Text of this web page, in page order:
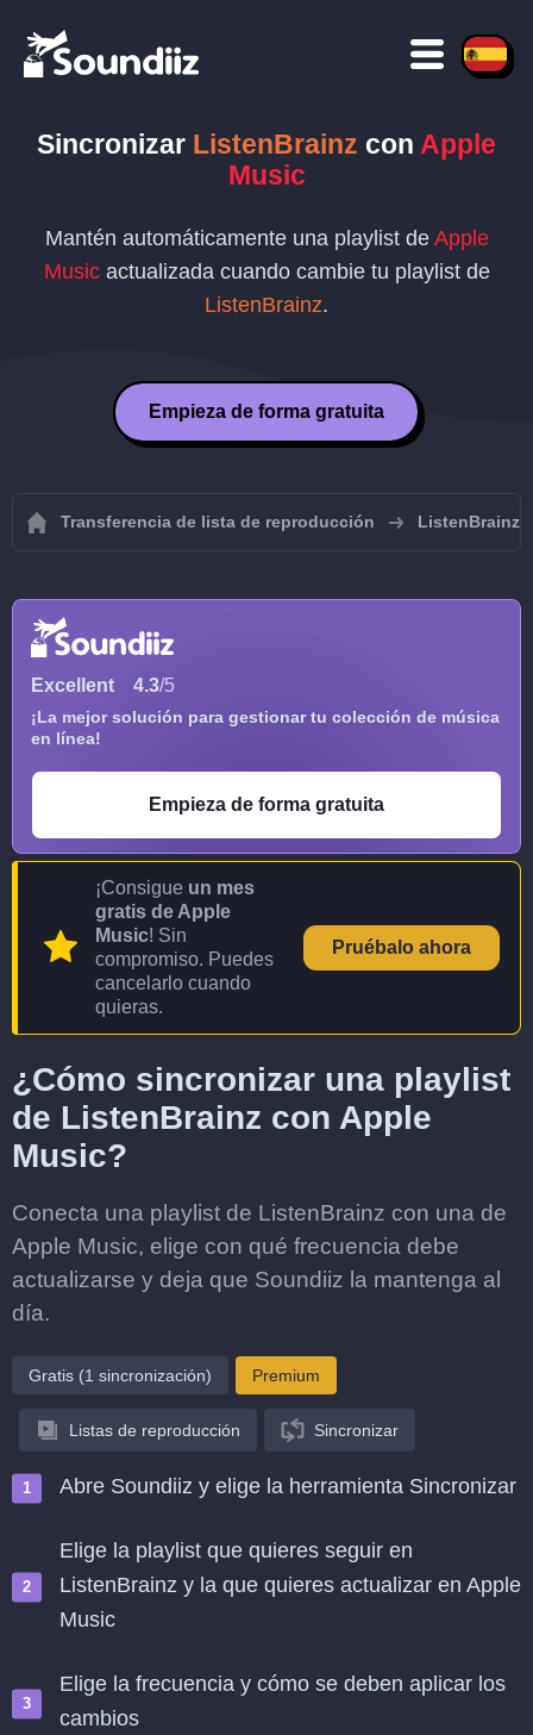
Sincronizar ListenBrainz con Apple
Music
Mantén automáticamente una playlist de Apple
Musicactualizada cuando cambie tu playlist de
ListenBrainz.
Empieza de forma gratuita
Transferencia de lista de reproducción ListenBrainz
Excellent 4.3/5
¡La mejor solución para gestionar tu colección de música
en línea!
Empieza de forma gratuita
¡Consigue un mes
gratis de Apple
Music! Sin
compromiso. Puedes
cancelarlo cuando
quieras.
Pruébalo ahora
¿Cómo sincronizar una playlist
de ListenBrainz con Apple
Music?
Conecta una playlist de ListenBrainz con una de
Apple Music, elige con qué frecuencia debe
actualizarse y deja que Soundiiz la mantenga al
día.
Gratis (1 sincronización) Premium
Listas de reproducción Sincronizar
Abre Soundiiz y elige la herramienta Sincronizar
Elige la playlist que quieres seguir en
ListenBrainz y la que quieres actualizar en Apple
Music
Elige la frecuencia y cómo se deben aplicar los
cambios